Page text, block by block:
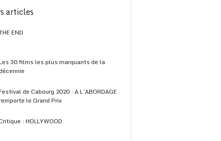
articles
END
30 films les plus marquants de la
de Cabourg 2020 : A L’ABORDAGE
le Grand Prix
: HOLLYWOOD